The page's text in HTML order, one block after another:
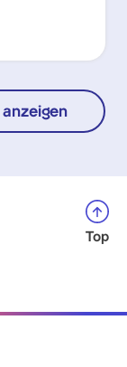
Top